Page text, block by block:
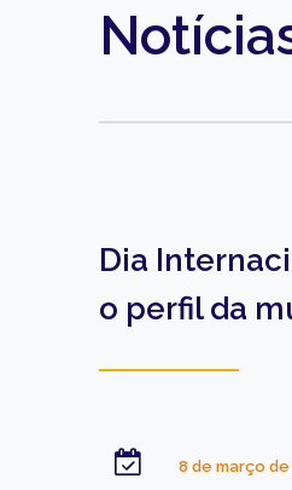
Dia
o perfil da
8 de março